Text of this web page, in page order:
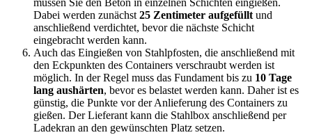
müssen Sie den Beton in einzelnen Schichten eingießen.
Dabei werden zunächst 25 Zentimeter aufgefüllt und
anschließend verdichtet, bevor die nächste Schicht
eingebracht werden kann.
Auch das Eingießen von Stahlpfosten, die anschließend mit
den Eckpunkten des Containers verschraubt werden ist
möglich. In der Regel muss das Fundament bis zu 10 Tage
lang aushärten, bevor es belastet werden kann. Daher ist es
günstig, die Punkte vor der Anlieferung des Containers zu
gießen. Der Lieferant kann die Stahlbox anschließend per
Ladekran an den gewünschten Platz setzen.